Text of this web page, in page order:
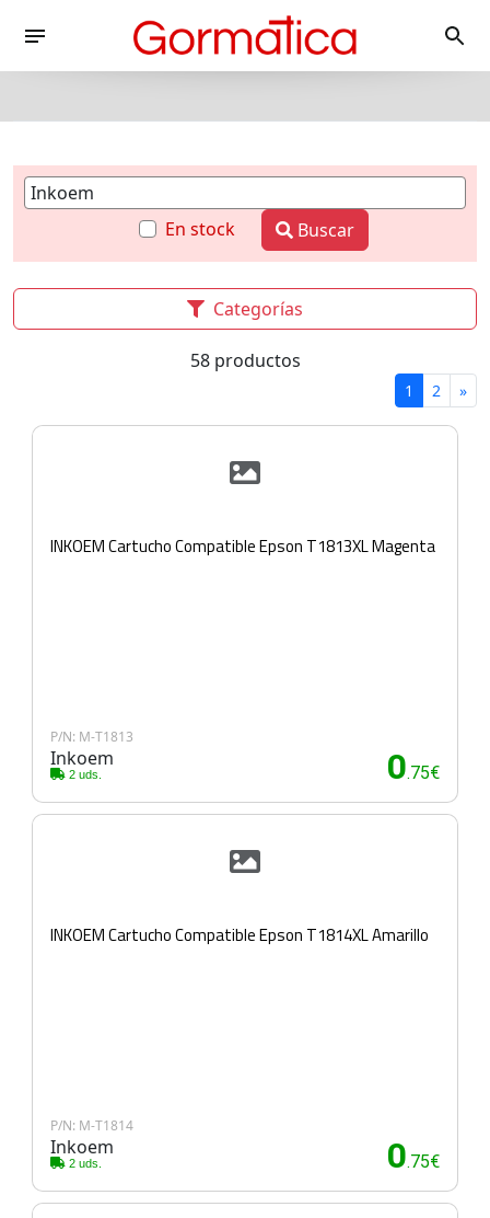
En stock Buscar
Categorías
58 productos
1 2 »
INKOEM Cartucho Compatible Epson T1813XL Magenta
P/N: M-T1813
Inkoem
2 uds. 0.75€
INKOEM Cartucho Compatible Epson T1814XL Amarillo
P/N: M-T1814
Inkoem
2 uds. 0.75€